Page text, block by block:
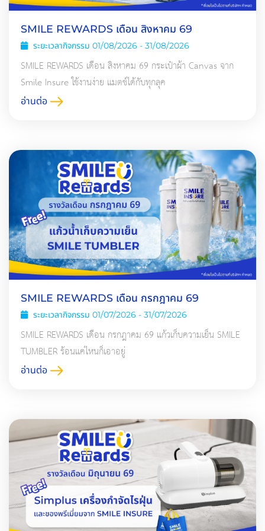
SMILE REWARDS เดือน สิงหาคม 69
ระยะเวลากิจกรรม 01/08/2026 - 31/08/2026
SMILE REWARDS เดือน สิงหาคม 69 กระเป๋าผ้า Canvas จาก
Smile Insure ใช้งานง่าย แมตช์ได้กับทุกลุค
อ่านต่อ
SMILE REWARDS เดือน กรกฎาคม 69
ระยะเวลากิจกรรม 01/07/2026 - 31/07/2026
SMILE REWARDS เดือน กรกฎาคม 69 แก้วเก็บความเย็น SMILE
TUMBLER ร้อนแค่ไหนก็เอาอยู่
อ่านต่อ